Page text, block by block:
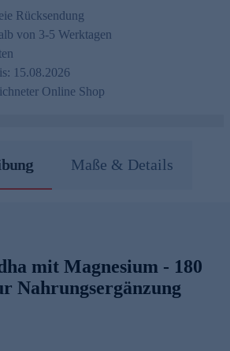
Rücksendung
von 3-5 Werktagen
15.08.2026
Online Shop
Maße & Details
mit Magnesium - 180
Nahrungsergänzung